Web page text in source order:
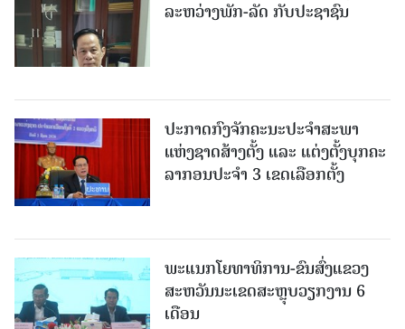
ລະຫວ່າງພັກ-ລັດ ກັບປະຊາຊົນ
ປະກາດກົງຈັກຄະນະປະຈໍາສະພາ
ແຫ່ງຊາດສ້າງຕັ້ງ ແລະ ແຕ່ງຕັ້ງບຸກຄະ
ລາກອນປະຈໍາ 3 ເຂດເລືອກຕັ້ງ
ພະແນກໂຍທາທິການ-ຂົນສົ່ງແຂວງ
ສະຫວັນນະເຂດສະຫຼຸບວຽກງານ 6
ເດືອນ